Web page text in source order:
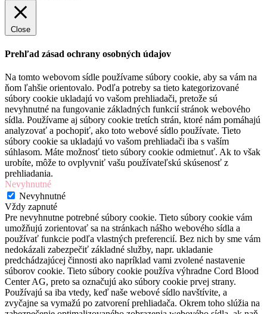
Close
Prehľad zásad ochrany osobných údajov
Na tomto webovom sídle používame súbory cookie, aby sa vám na
ňom ľahšie orientovalo. Podľa potreby sa tieto kategorizované
súbory cookie ukladajú vo vašom prehliadači, pretože sú
nevyhnutné na fungovanie základných funkcií stránok webového
sídla. Používame aj súbory cookie tretích strán, ktoré nám pomáhajú
analyzovať a pochopiť, ako toto webové sídlo používate. Tieto
súbory cookie sa ukladajú vo vašom prehliadači iba s vaším
súhlasom. Máte možnosť tieto súbory cookie odmietnuť. Ak to však
urobíte, môže to ovplyvniť vašu používateľskú skúsenosť z
prehliadania.
Nevyhnutné
Nevyhnutné
Vždy zapnuté
Pre nevyhnutne potrebné súbory cookie. Tieto súbory cookie vám
umožňujú zorientovať sa na stránkach nášho webového sídla a
používať funkcie podľa vlastných preferencií. Bez nich by sme vám
nedokázali zabezpečiť základné služby, napr. ukladanie
predchádzajúcej činnosti ako napríklad vami zvolené nastavenie
súborov cookie. Tieto súbory cookie používa výhradne Cord Blood
Center AG, preto sa označujú ako súbory cookie prvej strany.
Používajú sa iba vtedy, keď naše webové sídlo navštívite, a
zvyčajne sa vymažú po zatvorení prehliadača. Okrem toho slúžia na